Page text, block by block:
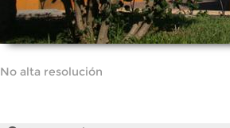
No alta resolución